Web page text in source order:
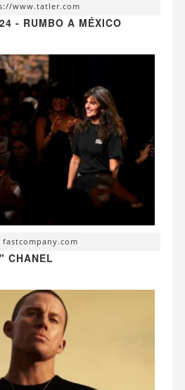
www.tatler.com
- RUMBO A MÉXICO
fastcompany.com
CHANEL